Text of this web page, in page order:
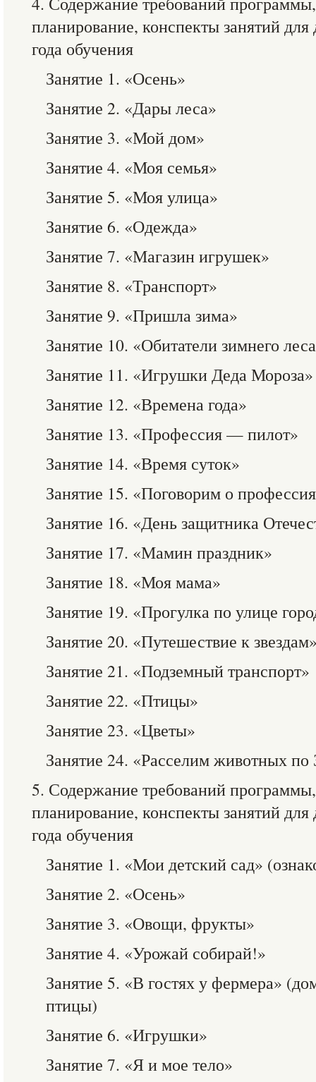
планирование, конспекты занятий для
года обучения
Занятие 1. «Осень»
Занятие 2. «Дары леса»
Занятие 3. «Мой дом»
Занятие 4. «Моя семья»
Занятие 5. «Моя улица»
Занятие 6. «Одежда»
Занятие 7. «Магазин игрушек»
Занятие 8. «Транспорт»
Занятие 9. «Пришла зима»
Занятие 10. «Обитатели зимнего
Занятие 11. «Игрушки Деда Мороза»
Занятие 12. «Времена года»
Занятие 13. «Профессия — пилот»
Занятие 14. «Время суток»
Занятие 15. «Поговорим о
Занятие 16. «День защитника
Занятие 17. «Мамин праздник»
Занятие 18. «Моя мама»
Занятие 19. «Прогулка по улице
Занятие 20. «Путешествие к
Занятие 21. «Подземный транспорт»
Занятие 22. «Птицы»
Занятие 23. «Цветы»
Занятие 24. «Расселим животных по
5. Содержание требований
планирование, конспекты занятий для
года обучения
Занятие 1. «Мои детский сад»
Занятие 2. «Осень»
Занятие 3. «Овощи, фрукты»
Занятие 4. «Урожай собирай!»
Занятие 5. «В гостях у фермера»
птицы)
Занятие 6. «Игрушки»
Занятие 7. «Я и мое тело»